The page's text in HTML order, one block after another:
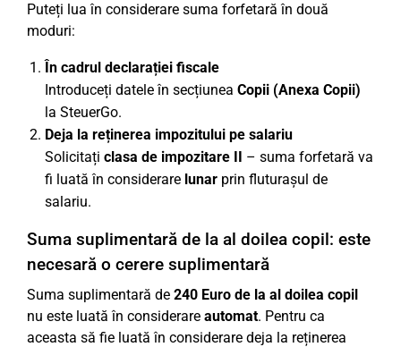
Puteți lua în considerare suma forfetară în două
moduri:
În cadrul declarației fiscale
Introduceți datele în secțiunea Copii (Anexa Copii)
la SteuerGo.
Deja la reținerea impozitului pe salariu
Solicitați clasa de impozitare II – suma forfetară va
fi luată în considerare lunar prin fluturașul de
salariu.
Suma suplimentară de la al doilea copil: este
necesară o cerere suplimentară
Suma suplimentară de 240 Euro de la al doilea copil
nu este luată în considerare automat. Pentru ca
aceasta să fie luată în considerare deja la reținerea